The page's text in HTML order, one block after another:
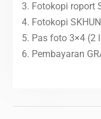
3. Fotokopi roport
4. Fotokopi
5. Pas foto 3×4 (2
6. Pembayaran